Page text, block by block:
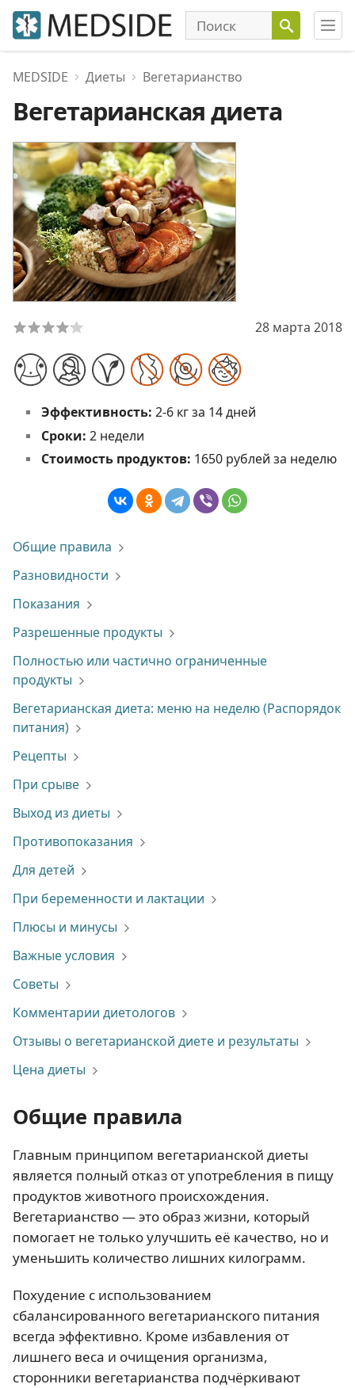
MEDSIDE Диеты Вегетарианство
Вегетарианская диета
28 марта 2018
Эффективность: 2-6 кг за 14 дней
Сроки: 2 недели
Стоимость продуктов: 1650 рублей за неделю
Общие правила
Разновидности
Показания
Разрешенные продукты
Полностью или частично ограниченные
продукты
Вегетарианская диета: меню на неделю (Распорядок
питания)
Рецепты
При срыве
Выход из диеты
Противопоказания
Для детей
При беременности и лактации
Плюсы и минусы
Важные условия
Советы
Комментарии диетологов
Отзывы о вегетарианской диете и результаты
Цена диеты
Общие правила
Главным принципом вегетарианской диеты
является полный отказ от употребления в пищу
продуктов животного происхождения.
Вегетарианство — это образ жизни, который
помогает не только улучшить её качество, но и
уменьшить количество лишних килограмм.
Похудение с использованием
сбалансированного вегетарианского питания
всегда эффективно. Кроме избавления от
лишнего веса и очищения организма,
сторонники вегетарианства подчёркивают